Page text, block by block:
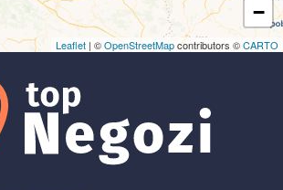
−
Leaflet | ©OpenStreetMapcontributors ©CARTO